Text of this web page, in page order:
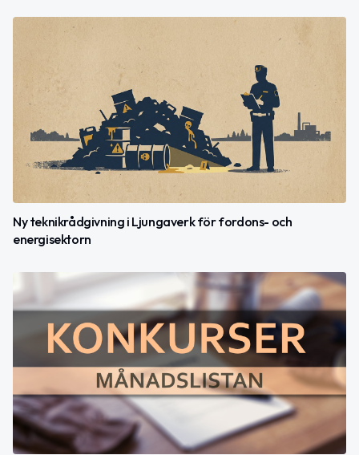
Ny teknikrådgivning i Ljungaverk för fordons- och
energisektorn